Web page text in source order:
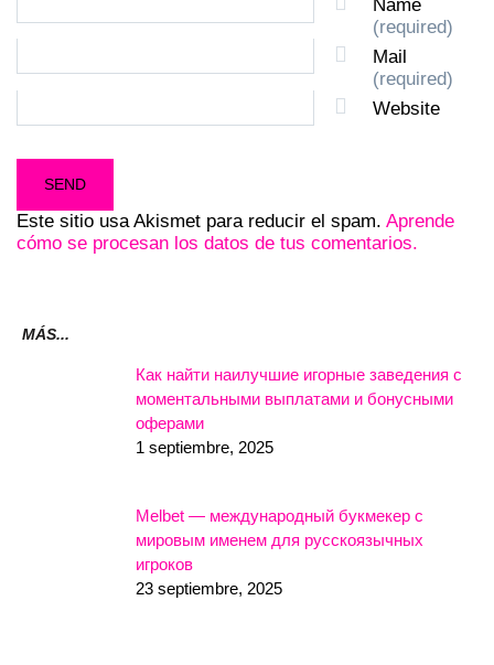
Name
(required)
Mail
(required)
Website
Este sitio usa Akismet para reducir el spam. Aprende
cómo se procesan los datos de tus comentarios.
MÁS...
Как найти наилучшие игорные заведения с
моментальными выплатами и бонусными
оферами
1 septiembre, 2025
Melbet — международный букмекер с
мировым именем для русскоязычных
игроков
23 septiembre, 2025